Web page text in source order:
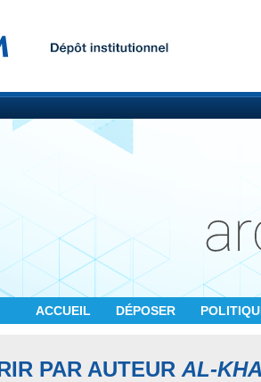
ACCUEIL DÉPOSER
PAR AUTEUR AL-